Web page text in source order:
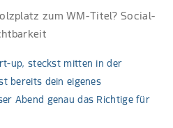
zum WM-Titel? Social-
up, steckst mitten in der
bereits dein eigenes
Abend genau das Richtige für